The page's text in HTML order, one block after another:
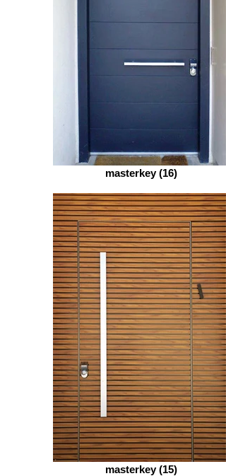
masterkey (16)
masterkey (15)